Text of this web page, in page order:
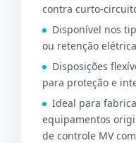
contra curto-
Disponível nos
ou retenção elétrica
Disposições
para proteção e
Ideal para
equipamentos
de controle MV